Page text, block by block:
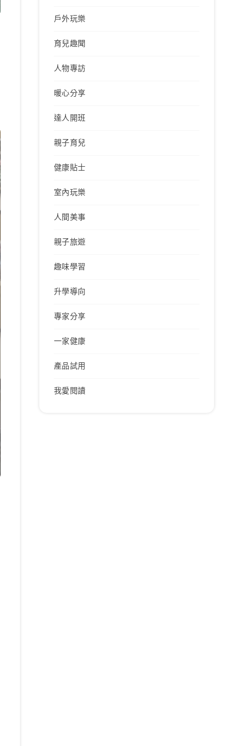
戶外玩樂
育兒趣聞
人物專訪
暖心分享
達人開班
親子育兒
健康貼士
室內玩樂
人間美事
親子旅遊
趣味學習
升學導向
專家分享
一家健康
產品試用
我愛閱讀